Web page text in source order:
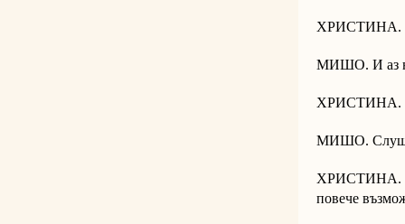
ХРИСТИНА.
МИШО. И аз
ХРИСТИНА.
МИШО.
ХРИСТИНА.
повече